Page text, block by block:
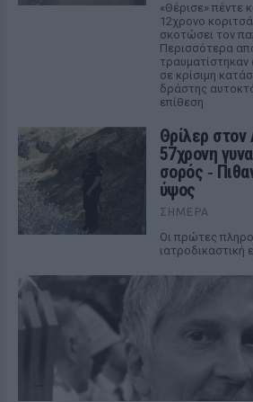
«Θέρισε» πέντε
12χρονο
σκοτώσει τον
Περισσότερα
τραυματίστηκαν
σε κρίσιμη
δράστης
επίθεση
Θρίλερ στον
57χρονη
σορός ‑
ύψος
ΣΉΜΕΡΑ
Οι πρώτες
ιατροδικαστική